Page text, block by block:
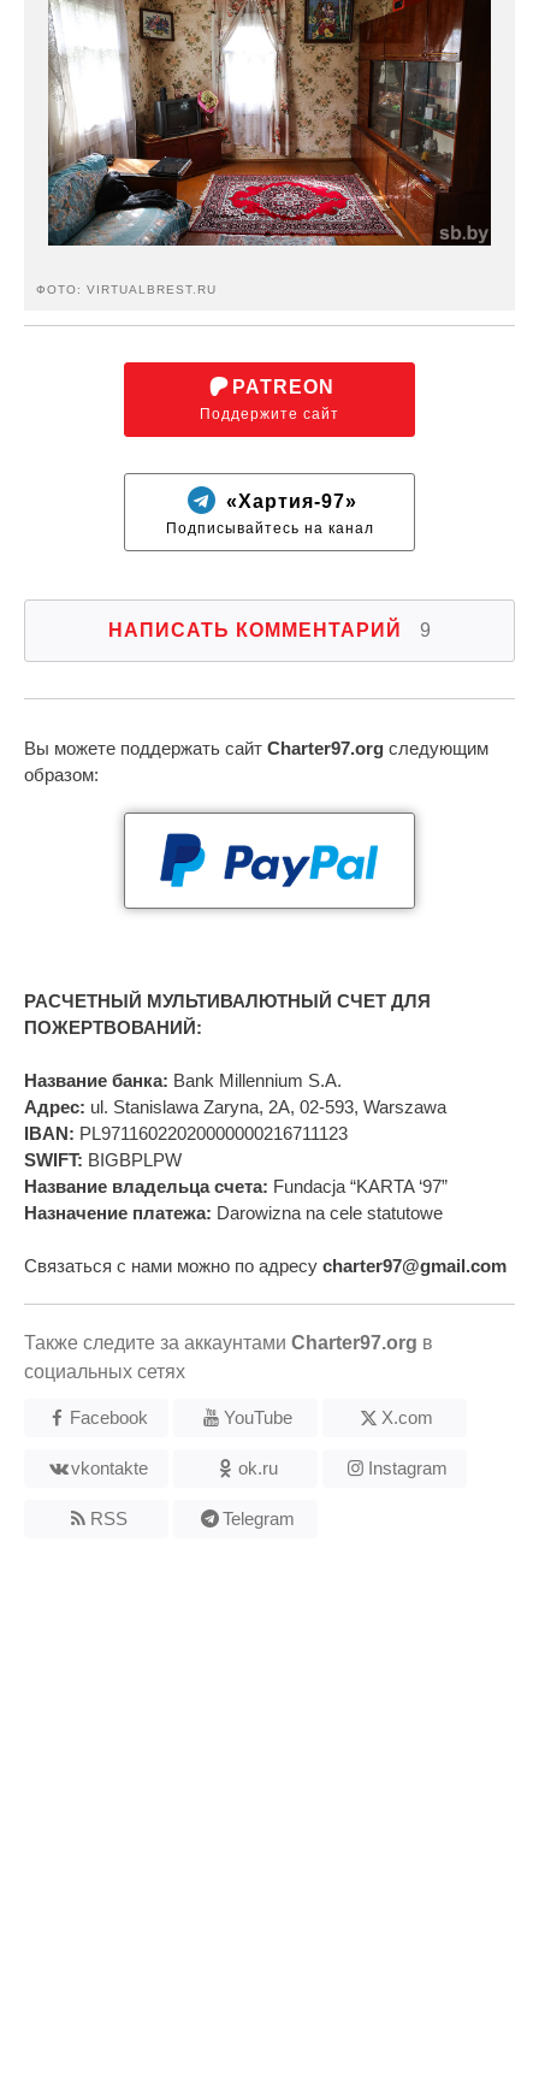
ФОТО: VIRTUALBREST.RU
PATREON
Поддержите сайт
«Хартия-97»
Подписывайтесь на канал
НАПИСАТЬ КОММЕНТАРИЙ 9
Вы можете поддержать сайт Charter97.org следующим
образом:
РАСЧЕТНЫЙ МУЛЬТИВАЛЮТНЫЙ СЧЕТ ДЛЯ
ПОЖЕРТВОВАНИЙ:
Название банка: Bank Millennium S.A.
Адрес: ul. Stanislawa Zaryna, 2A, 02-593, Warszawa
IBAN: PL97116022020000000216711123
SWIFT: BIGBPLPW
Название владельца счета: Fundacja “KARTA ‘97”
Назначение платежа: Darowizna na cele statutowe
Связаться с нами можно по адресу charter97@gmail.com
Также следите за аккаунтами Charter97.org в
социальных сетях
Facebook YouTube X.com
vkontakte ok.ru Instagram
RSS Telegram